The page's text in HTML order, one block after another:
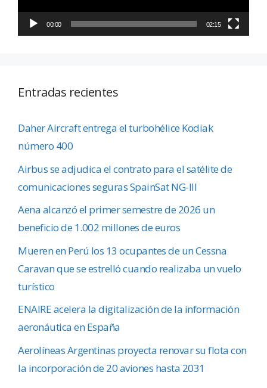
00:00 02:15
Entradas recientes
Daher Aircraft entrega el turbohélice Kodiak
número 400
Airbus se adjudica el contrato para el satélite de
comunicaciones seguras SpainSat NG-III
Aena alcanzó el primer semestre de 2026 un
beneficio de 1.002 millones de euros
Mueren en Perú los 13 ocupantes de un Cessna
Caravan que se estrelló cuando realizaba un vuelo
turístico
ENAIRE acelera la digitalización de la información
aeronáutica en España
Aerolíneas Argentinas proyecta renovar su flota con
la incorporación de 20 aviones hasta 2031